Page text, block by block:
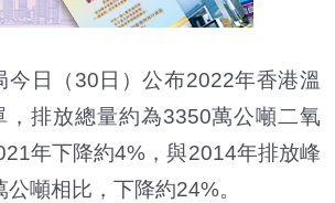
日（30日）公布2022年香港溫
，排放總量約為3350萬公噸二氧
年下降約4%，與2014年排放峰
噸相比，下降約24%。